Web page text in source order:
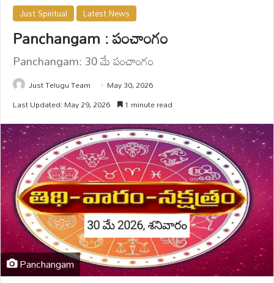
Just Spiritual Latest News
Panchangam : పంచాంగం
Panchangam: 30 మే పంచాంగం
Just Telugu Team
May 30, 2026
Last Updated: May 29, 2026
1 minute read
Panchangam